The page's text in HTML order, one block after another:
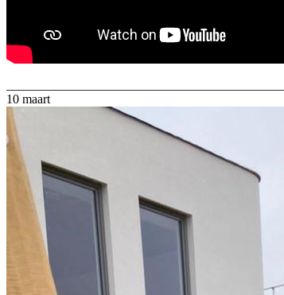
10 maart